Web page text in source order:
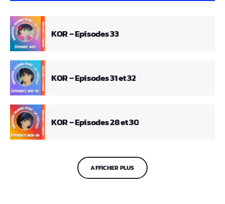
KOR – Episodes 33
KOR – Episodes 31 et 32
KOR – Episodes 28 et 30
AFFICHER PLUS